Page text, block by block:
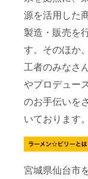
源を活用した
製造・販売を
す。そのほか
工者のみなさ
やプロデュー
のお手伝いを
いております。
宮城県仙台市